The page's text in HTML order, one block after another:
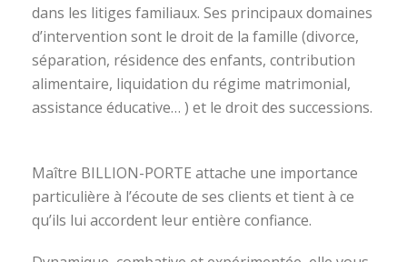
dans les litiges familiaux. Ses principaux domaines
d’intervention sont le droit de la famille (divorce,
séparation, résidence des enfants, contribution
alimentaire, liquidation du régime matrimonial,
assistance éducative… ) et le droit des successions.
Maître BILLION-PORTE attache une importance
particulière à l’écoute de ses clients et tient à ce
qu’ils lui accordent leur entière confiance.